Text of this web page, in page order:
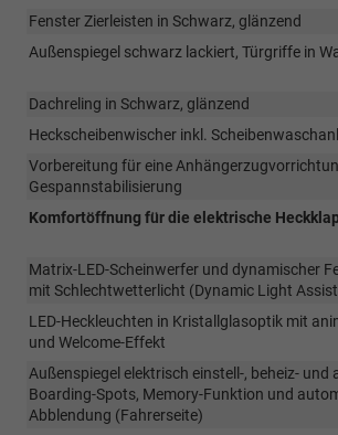
Fenster Zierleisten in Schwarz, glänzend
Außenspiegel schwarz lackiert, Türgriffe in
Dachreling in Schwarz, glänzend
Heckscheibenwischer inkl.
Vorbereitung für eine
Gespannstabilisierung
Komfortöffnung für die elektrische
Matrix-LED-Scheinwerfer und dynamischer
mit Schlechtwetterlicht (Dynamic Light
LED-Heckleuchten in Kristallglasoptik mit
und Welcome-Effekt
Außenspiegel elektrisch einstell-, beheiz- und
Boarding-Spots, Memory-Funktion und
Abblendung (Fahrerseite)